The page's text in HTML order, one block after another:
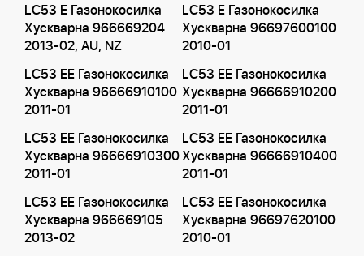
LC53 E Газонокосилка
Хускварна 966669204
2013-02, AU, NZ
LC53 E Газонокосилка
Хускварна 96697600100
2010-01
LC53 EE Газонокосилка
Хускварна 96666910100
2011-01
LC53 EE Газонокосилка
Хускварна 96666910200
2011-01
LC53 EE Газонокосилка
Хускварна 96666910300
2011-01
LC53 EE Газонокосилка
Хускварна 96666910400
2011-01
LC53 EE Газонокосилка
Хускварна 966669105
2013-02
LC53 EE Газонокосилка
Хускварна 96697620100
2010-01